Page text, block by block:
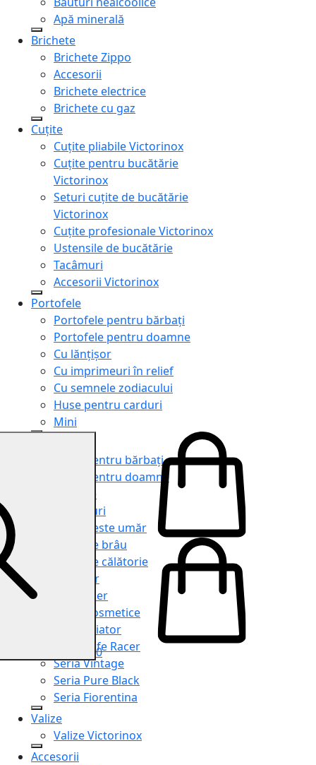
Apă minerală
Brichete
Brichete Zippo
Accesorii
Brichete electrice
Brichete cu gaz
Cuțite
Cuțite pliabile Victorinox
Cuțite pentru bucătărie
Victorinox
Seturi cuțite de bucătărie
Victorinox
Cuțite profesionale Victorinox
Ustensile de bucătărie
Tacâmuri
Accesorii Victorinox
Portofele
Portofele pentru bărbați
Portofele pentru doamne
Cu lănțișor
Cu imprimeuri în relief
Cu semnele zodiacului
Huse pentru carduri
Mini
Genți pentru bărbați
Genți pentru doamne
Serviete
Rucsacuri
Genți peste umăr
Genți de brâu
Genți de călătorie
Shopper
Organiser
Truse cosmetice
Seria Aviator
Seria Cafe Racer
Seria Vintage
Seria Pure Black
Seria Fiorentina
Valize
Valize Victorinox
Accesorii
0